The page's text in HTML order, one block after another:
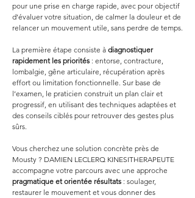
pour une prise en charge rapide, avec pour objectif
d’évaluer votre situation, de calmer la douleur et de
relancer un mouvement utile, sans perdre de temps.
La première étape consiste à diagnostiquer
rapidement les priorités : entorse, contracture,
lombalgie, gêne articulaire, récupération après
effort ou limitation fonctionnelle. Sur base de
l’examen, le praticien construit un plan clair et
progressif, en utilisant des techniques adaptées et
des conseils ciblés pour retrouver des gestes plus
sûrs.
Vous cherchez une solution concrète près de
Mousty ? DAMIEN LECLERQ KINESITHERAPEUTE
accompagne votre parcours avec une approche
pragmatique et orientée résultats : soulager,
restaurer le mouvement et vous donner des